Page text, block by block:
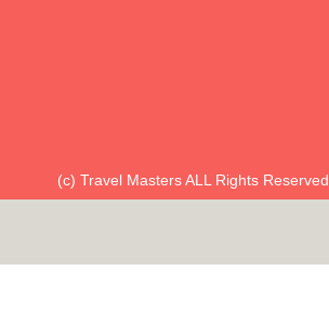
(c) Travel Masters ALL Rights Reserved.